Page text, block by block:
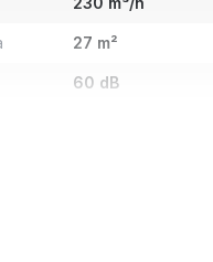
27 m²
60 dB